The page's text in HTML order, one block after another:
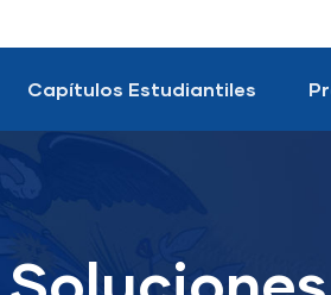
Capítulos Estudiantiles